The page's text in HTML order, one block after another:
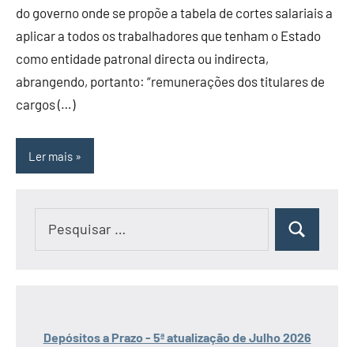
do governo onde se propõe a tabela de cortes salariais a
aplicar a todos os trabalhadores que tenham o Estado
como entidade patronal directa ou indirecta,
abrangendo, portanto: “remunerações dos titulares de
cargos (…)
Ler mais
Pesquisar
Depósitos a Prazo - 5ª atualização de Julho 2026